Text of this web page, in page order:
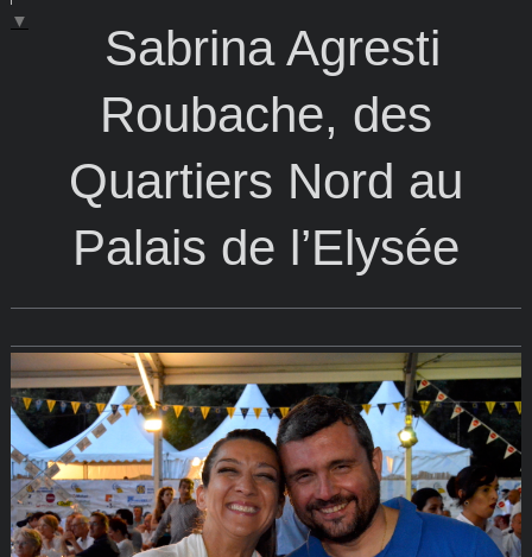
▼
Sabrina Agresti
Roubache, des
Quartiers Nord au
Palais de l’Elysée